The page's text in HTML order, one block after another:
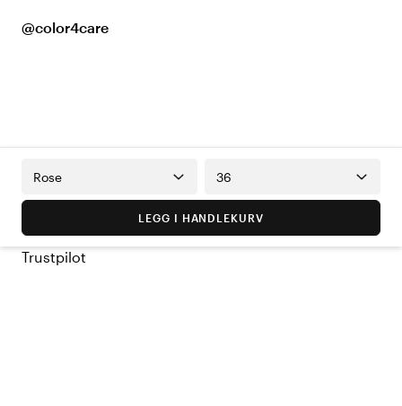
@color4care
Rose 36
LEGG I HANDLEKURV
Trustpilot